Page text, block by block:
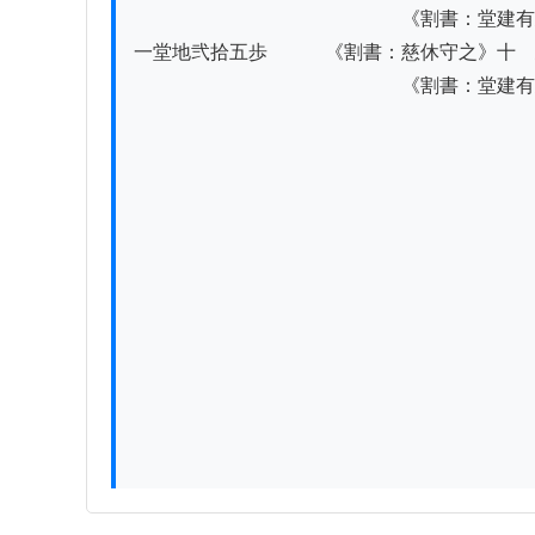
《割書：堂建有之
一堂地弐拾五歩　　　《割書：慈休守之》十
《割書：堂建有之